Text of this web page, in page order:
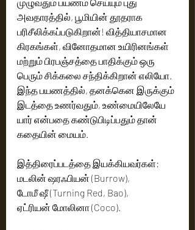
அவதாரத்தில், பூமியின் தூதராக
பரிசீலிக்கப்படுகிறான்! வித்தியாசமான
கிரகங்கள், வினோதமான உயிரினங்கள்
மற்றும் பிரபஞ்சத்தை பாதிக்கும் ஒரு
பெரும் சிக்கலை சந்திக்கிறான் எலியோ.
இந்த பயணத்தில், தனக்கென இருக்கும்
இடத்தை உணர்வதும், உண்மையிலேயே
யார் என்பதை கண்டுபிடிப்பதும் தான்
கதையின் மையம்.
இத்திரைப்படத்தை இயக்கியவர்கள்:
மடலின் ஷரஃபியன் (Burrow),
டோமீ ஷீ (Turning Red, Bao),
ஏட்ரியன் மோலினா (Coco).